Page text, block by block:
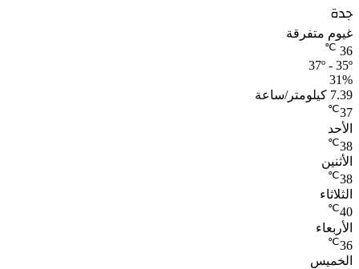
جدة
غيوم متفرقة
36
℃
37º - 35º
31%
7.39 كيلومتر/ساعة
37
℃
الأحد
38
℃
الأثنين
38
℃
الثلاثاء
40
℃
الأربعاء
36
℃
الخميس